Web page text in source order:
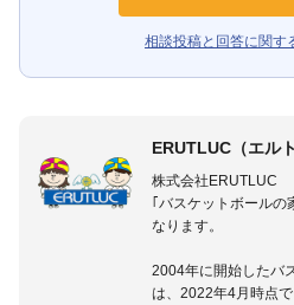
相談投稿と回答に関す
ERUTLUC（エル
株式会社ERUTLUC
｢バスケットボールの
なります。
2004年に開始したバ
は、2022年4月時点